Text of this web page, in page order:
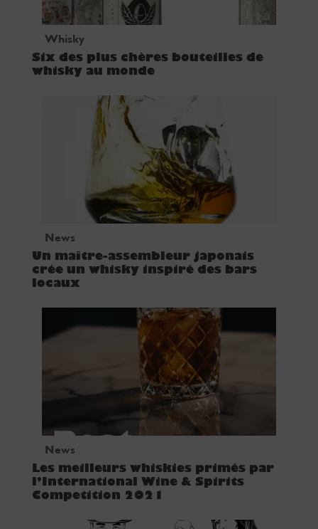
Whisky
Six des plus chères bouteilles de
whisky au monde
News
Un maître-assembleur japonais
crée un whisky inspiré des bars
locaux
News
Les meilleurs whiskies primés par
l’International Wine & Spirits
Competition 2021